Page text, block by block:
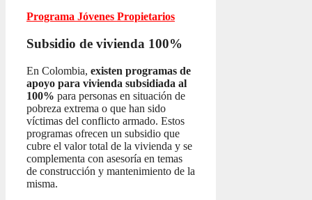
Programa Jóvenes Propietarios
Subsidio de vivienda 100%
En Colombia, existen programas de
apoyo para vivienda subsidiada al
100% para personas en situación de
pobreza extrema o que han sido
víctimas del conflicto armado. Estos
programas ofrecen un subsidio que
cubre el valor total de la vivienda y se
complementa con asesoría en temas
de construcción y mantenimiento de la
misma.